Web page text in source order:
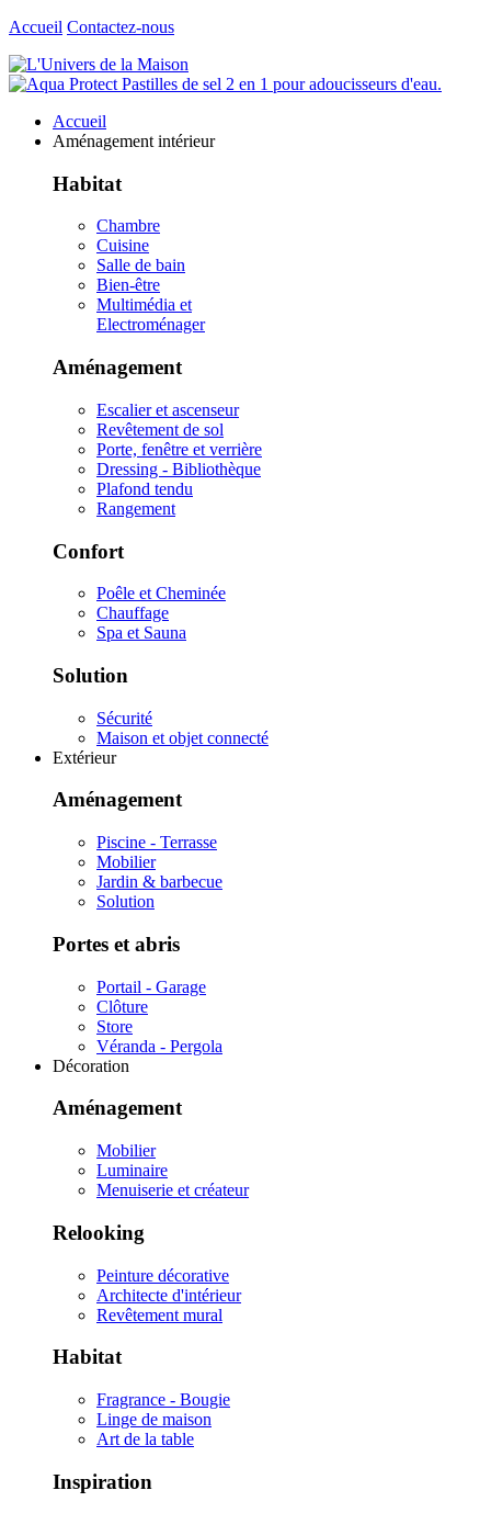
Accueil Contactez-nous
Accueil
Aménagement intérieur
Habitat
Chambre
Cuisine
Salle de bain
Bien-être
Multimédia et
Electroménager
Aménagement
Escalier et ascenseur
Revêtement de sol
Porte, fenêtre et verrière
Dressing - Bibliothèque
Plafond tendu
Rangement
Confort
Poêle et Cheminée
Chauffage
Spa et Sauna
Solution
Sécurité
Maison et objet connecté
Extérieur
Aménagement
Piscine - Terrasse
Mobilier
Jardin & barbecue
Solution
Portes et abris
Portail - Garage
Clôture
Store
Véranda - Pergola
Décoration
Aménagement
Mobilier
Luminaire
Menuiserie et créateur
Relooking
Peinture décorative
Architecte d'intérieur
Revêtement mural
Habitat
Fragrance - Bougie
Linge de maison
Art de la table
Inspiration